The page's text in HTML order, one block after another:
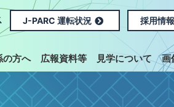
J-PARC 運転状況 採用情報
の方へ 広報資料等 見学について 画